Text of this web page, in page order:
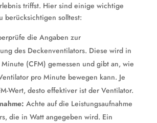
triffst. Hier sind einige wichtige
berücksichtigen solltest:
die Angaben zur
des Deckenventilators. Diese wird in
(CFM) gemessen und gibt an, wie
pro Minute bewegen kann. Je
Wert, desto effektiver ist der Ventilator.
Achte auf die Leistungsaufnahme
die in Watt angegeben wird. Ein